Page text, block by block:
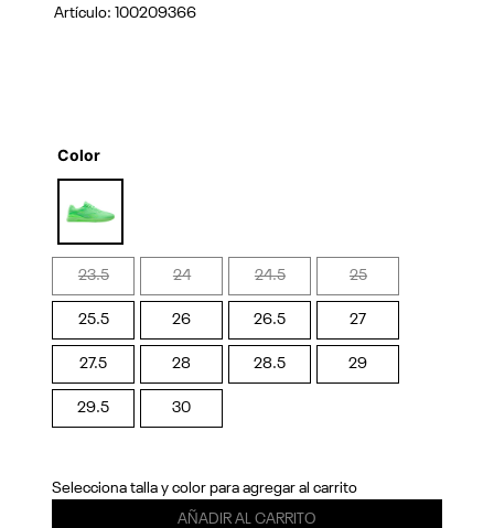
Artículo: 100209366
Color
selected
23.5 24 24.5 25
25.5 26 26.5 27
27.5 28 28.5 29
29.5 30
Selecciona talla y color para agregar al carrito
AÑADIR AL CARRITO